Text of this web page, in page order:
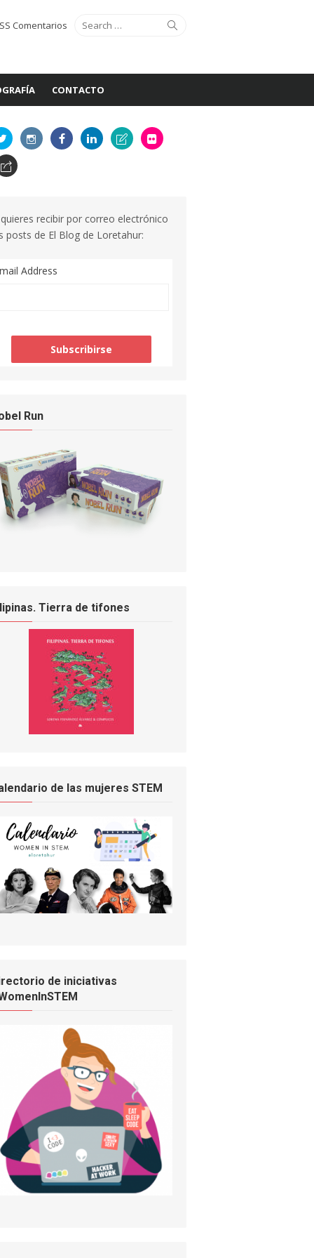
Search
for:
Comentarios
CONTACTO
recibir por correo electrónico
posts de El Blog de Loretahur:
Address
Run
Tierra de tifones
de las mujeres STEM
de iniciativas